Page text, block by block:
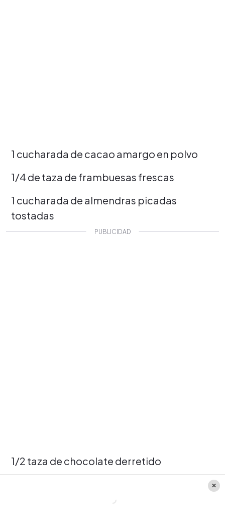
1 cucharada de cacao amargo en polvo
1/4 de taza de frambuesas frescas
1 cucharada de almendras picadas
tostadas
1/2 taza de chocolate derretido
2 cucharaditas de azúcar (ajustable según